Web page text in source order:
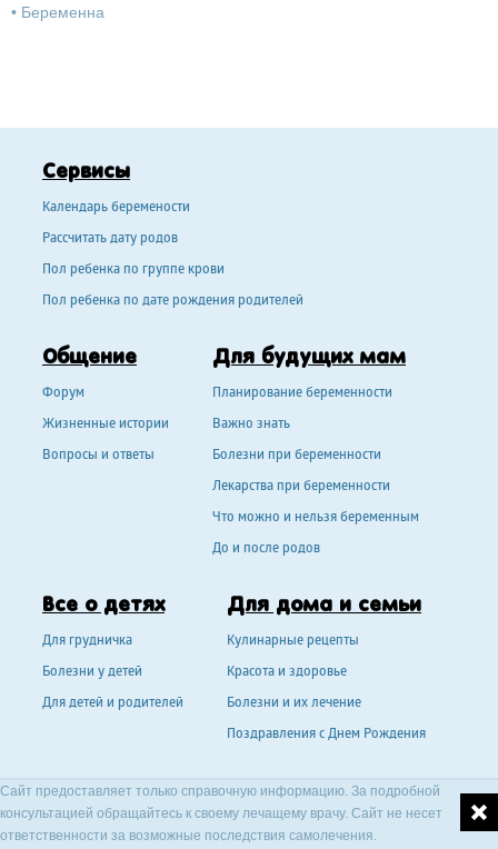
• Беременна
Сервисы
Календарь беремености
Рассчитать дату родов
Пол ребенка по группе крови
Пол ребенка по дате рождения родителей
Общение
Форум
Жизненные истории
Вопросы и ответы
Для будущих мам
Планирование беременности
Важно знать
Болезни при беременности
Лекарства при беременности
Что можно и нельзя беременным
До и после родов
Все о детях
Для грудничка
Болезни у детей
Для детей и родителей
Для дома и семьи
Кулинарные рецепты
Красота и здоровье
Болезни и их лечение
Поздравления с Днем Рождения
Сайт предоставляет только справочную информацию. За подробной
консультацией обращайтесь к своему лечащему врачу. Сайт не несет
ответственности за возможные последствия самолечения.